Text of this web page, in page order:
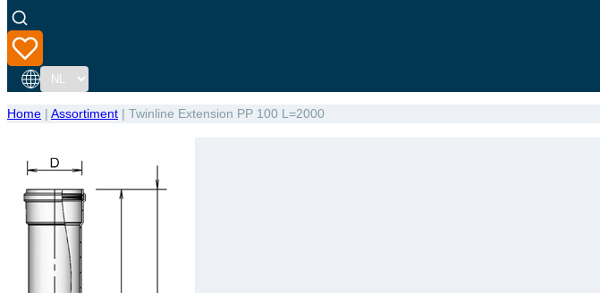
Taal
Home | Assortiment | Twinline Extension PP 100 L=2000